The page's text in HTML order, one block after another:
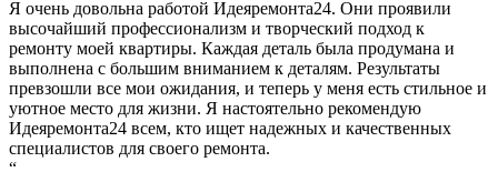
Я очень довольна работой Идеяремонта24. Они проявили
высочайший профессионализм и творческий подход к
ремонту моей квартиры. Каждая деталь была продумана и
выполнена с большим вниманием к деталям. Результаты
превзошли все мои ожидания, и теперь у меня есть стильное и
уютное место для жизни. Я настоятельно рекомендую
Идеяремонта24 всем, кто ищет надежных и качественных
специалистов для своего ремонта.
“